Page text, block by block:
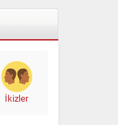
İkizler